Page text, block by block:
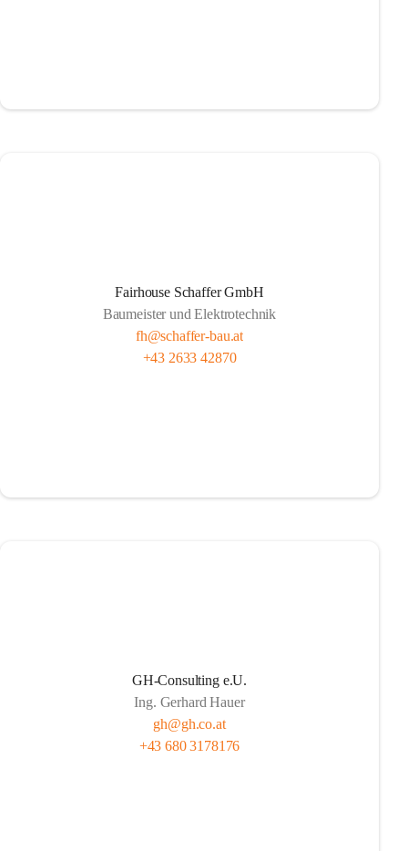
Fairhouse Schaffer GmbH
Baumeister und Elektrotechnik
fh@schaffer-bau.at
+43 2633 42870
GH-Consulting e.U.
Ing. Gerhard Hauer
gh@gh.co.at
+43 680 3178176